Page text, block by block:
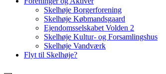
Skelhøje Borgerforening
Skelhøje Købmandsgaard
Ejendomsselskabet Volden 2
Skelhøje Kultur- og Forsamlingshus
Skelhøje Vandværk
Flyt til Skelhøje?